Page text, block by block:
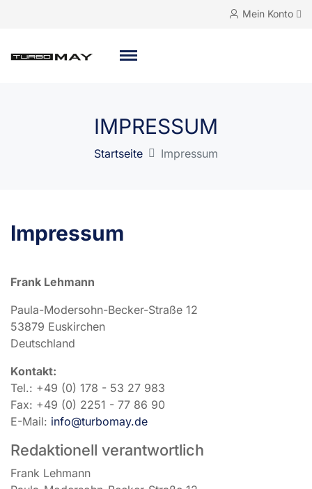
Mein Konto
IMPRESSUM
Startseite Impressum
Impressum
Frank Lehmann
Paula-Modersohn-Becker-Straße 12
53879 Euskirchen
Deutschland
Kontakt:
Tel.: +49 (0) 178 - 53 27 983
Fax: +49 (0) 2251 - 77 86 90
E-Mail: info@turbomay.de
Redaktionell verantwortlich
Frank Lehmann